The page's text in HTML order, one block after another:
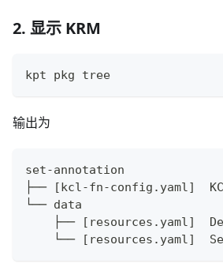
2. 显示 KRM
kpt pkg tree
输出为
set-annotation
├──
[kcl-fn-config.yaml]
└── data
    ├──
[ resources.yaml]
    └──
[ resources.yaml]